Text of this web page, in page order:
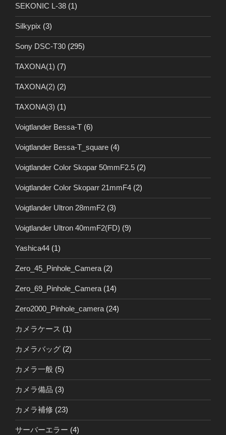
SEKONIC L-38 (1)
Silkypix (3)
Sony DSC-T30 (295)
TAXONA(1) (7)
TAXONA(2) (2)
TAXONA(3) (1)
Voigtlander Bessa-T (6)
Voigtlander Bessa-T_square (4)
Voigtlander Color Skopar 50mmF2.5 (2)
Voigtlander Color Skoparr 21mmF4 (2)
Voigtlander Ultron 28mmF2 (3)
Voigtlander Ultron 40mmF2(FD) (9)
Yashica44 (1)
Zero_45_Pinhole_Camera(2)
Zero_69_Pinhole_Camera(14)
Zero2000_Pinhole_camera(24)
カメラケース (1)
カメラバッグ (2)
カメラ一般 (5)
カメラ備品 (3)
カメラ補修 (23)
サーバーエラー (4)